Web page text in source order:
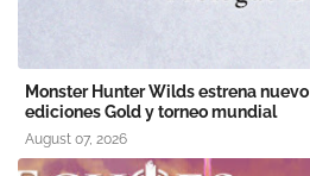
Monster Hunter Wilds estrena
ediciones Gold y torneo mundial
August 07, 2026